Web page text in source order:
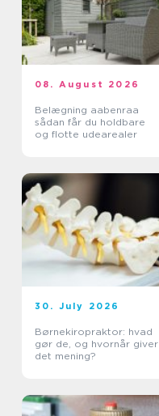
08. August 2026
Belægning aabenraa
sådan får du holdbare
og flotte udearealer
30. July 2026
Børnekiropraktor: hvad
gør de, og hvornår giver
det mening?